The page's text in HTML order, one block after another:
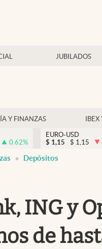
JUBILADOS
Y FINANZAS
0.62%
EURO-USD
$ 1,15 $ 1,15
Depósitos
ING y
de